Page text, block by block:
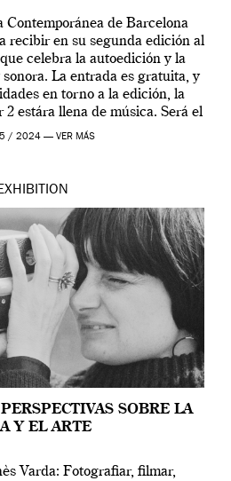
de Barcelona
recibir en su segunda edición al
celebra la autoedición y la
La entrada es gratuita, y
en torno a la edición, la
estára llena de música. Será el
[…]
/ 2024 — VER MÁS
SOBRE LA
Y EL ARTE
Varda: Fotografiar, filmar,